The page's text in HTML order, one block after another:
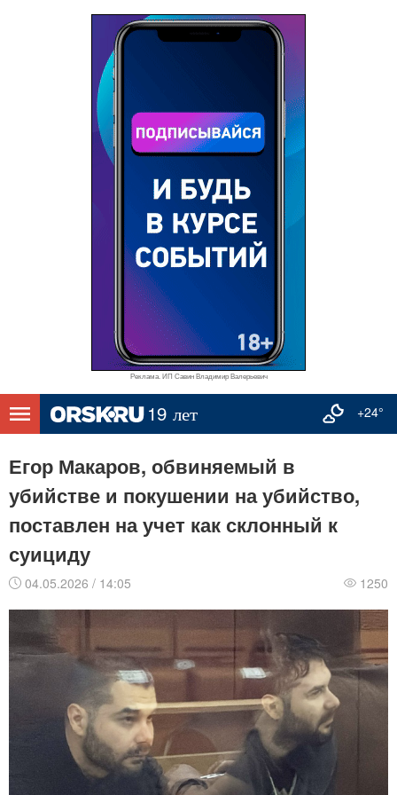
Реклама. ИП Савин Владимир Валерьевич
+24°
Егор Макаров, обвиняемый в
убийстве и покушении на убийство,
поставлен на учет как склонный к
суициду
04.05.2026 / 14:05 1250